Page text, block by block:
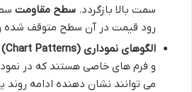
سمت بالا بازگردد. سطح مقاومت
رود قیمت در آن سطح متوقف شده
الگوهای نموداری (Chart Patterns)
و فرم های خاصی هستند که در
می توانند نشان دهنده ادامه روند